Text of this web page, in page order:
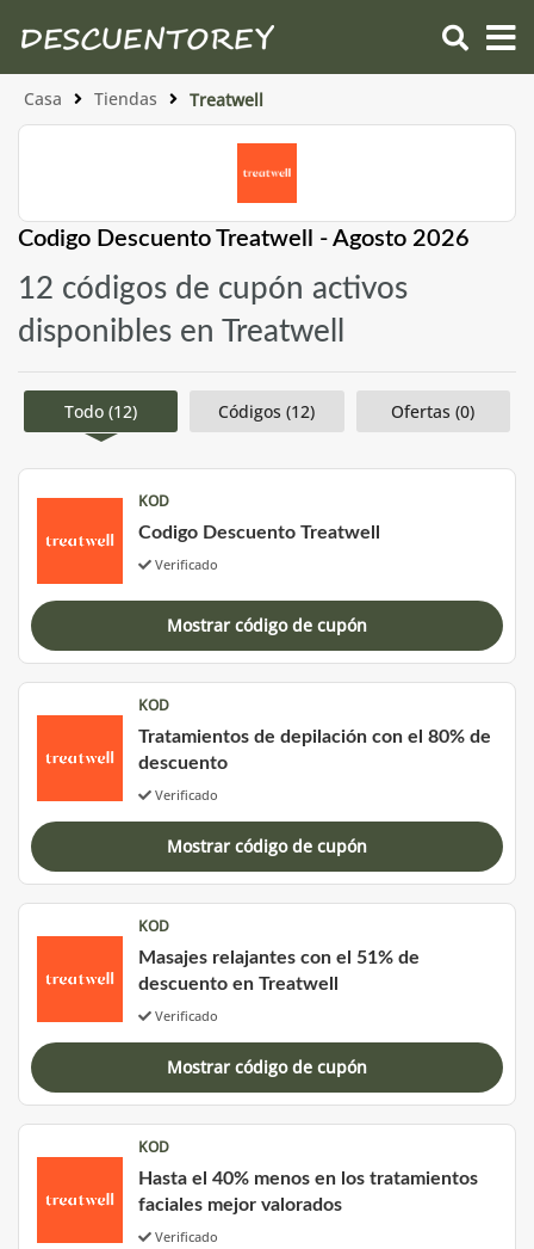
Casa Tiendas Treatwell
Codigo Descuento Treatwell - Agosto 2026
12 códigos de cupón activos
disponibles en Treatwell
Todo (12) Códigos (12) Ofertas (0)
KOD
Codigo Descuento Treatwell
Verificado
Mostrar código de cupón
KOD
Tratamientos de depilación con el 80% de
descuento
Verificado
Mostrar código de cupón
KOD
Masajes relajantes con el 51% de
descuento en Treatwell
Verificado
Mostrar código de cupón
KOD
Hasta el 40% menos en los tratamientos
faciales mejor valorados
Verificado